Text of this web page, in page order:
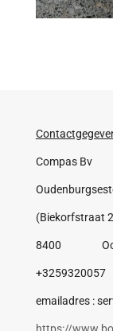
Compas Bv
(Biekorfstraat
8400
+3259320057
emailadres :